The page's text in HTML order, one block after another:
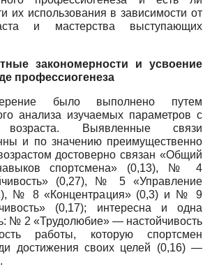
их использования в зависимости от
и мастерства выступающих
закономерности и усвоение
профессиогенеза
было выполнено путем
анализа изучаемых параметров с
возраста. Выявленные связи
и по значению преимущественно
достоверно связан «Общий
навыков спортсмена» (0,13), № 4
(0,27), № 5 «Управление
№ 8 «Концентрация» (0,3) и № 9
(0,17); интересна и одна
№ 2 «Трудолюбие» — настойчивость
работы, которую спортсмен
достижения своих целей (0,16) —